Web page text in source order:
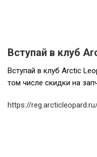
Вступай в клуб
Вступай в клуб Arctic
том числе скидки на
https://